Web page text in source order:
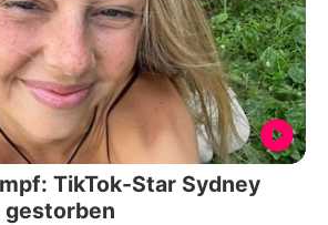
TikTok-Star Sydney